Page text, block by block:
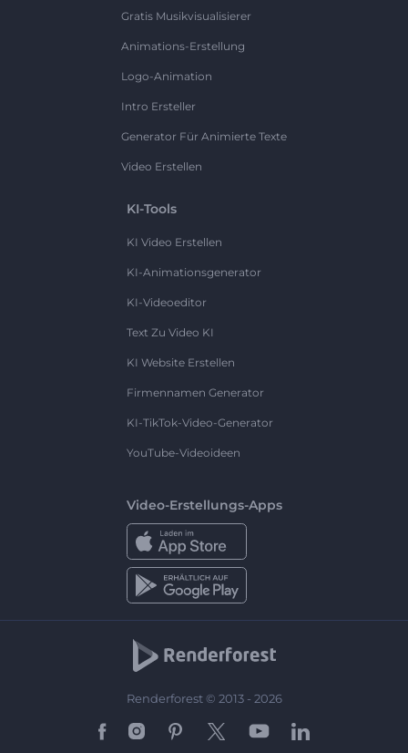
Gratis Musikvisualisierer
Animations-Erstellung
Logo-Animation
Intro Ersteller
Generator Für Animierte Texte
Video Erstellen
KI-Tools
KI Video Erstellen
KI-Animationsgenerator
KI-Videoeditor
Text Zu Video KI
KI Website Erstellen
Firmennamen Generator
KI-TikTok-Video-Generator
YouTube-Videoideen
Video-Erstellungs-Apps
Renderforest © 2013 - 2026